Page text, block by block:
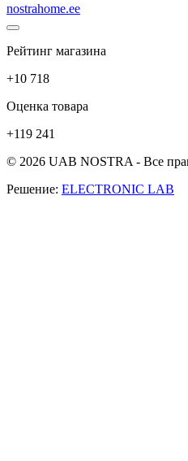
nostrahome.ee
Рейтинг магазина
+10 718
Оценка товара
+119 241
© 2026 UAB NOSTRA - Все
Решение: ELECTRONIC LAB